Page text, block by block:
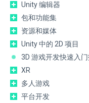
Unity 编辑器
包和功能集
资源和媒体
Unity 中的 2D 项目
3D 游戏开发快速入
XR
多人游戏
平台开发